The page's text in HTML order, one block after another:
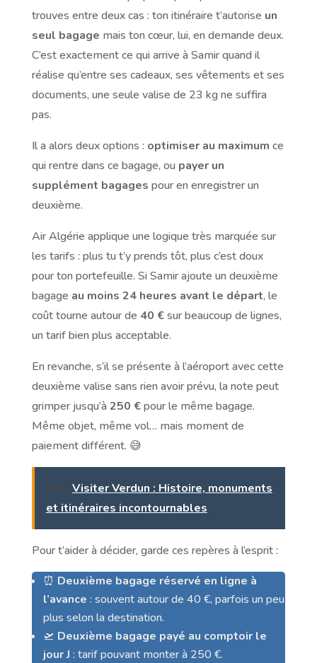
trouves entre deux cas : ton itinéraire t’autorise un
seul bagage mais ton cœur, lui, en demande deux.
C’est exactement ce qui arrive à Samir quand il
réalise qu’entre ses cadeaux, ses vêtements et ses
documents, une seule valise de 23 kg ne suffira
pas.
Il a alors deux options : optimiser au maximum ce
qui rentre dans ce bagage, ou payer un
supplément bagages pour en enregistrer un
deuxième.
Air Algérie applique une logique très marquée sur
les tarifs : plus tu t’y prends tôt, plus c’est doux
pour ton portefeuille. Si Samir ajoute un deuxième
bagage au moins 24 heures avant le départ, le
coût tourne autour de 40 €sur beaucoup de lignes,
un tarif bien plus acceptable.
En revanche, s’il se présente à l’aéroport avec cette
deuxième valise sans rien avoir prévu, la note peut
grimper jusqu’à 250 €pour le même bagage.
Même objet, même vol… mais moment de
paiement différent. 😅
Lire Visiter Verdun : Histoire, monuments
et itinéraires incontournables
Pour t’aider à décider, garde ces repères à l’esprit :
⏰ Deuxième bagage réservé en ligne à
l’avance : souvent autour de 40 €, parfois un peu
plus selon la destination.
🛫 Deuxième bagage payé au comptoir le
jour J : tarif pouvant monter à 250 €.